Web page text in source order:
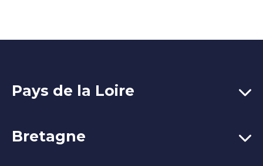
Pays de la Loire
Bretagne